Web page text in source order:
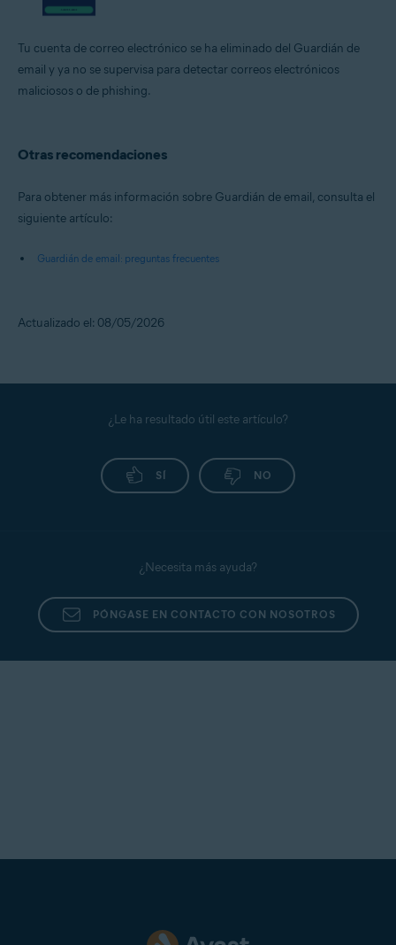
Tu cuenta de correo electrónico se ha eliminado del Guardián de
email y ya no se supervisa para detectar correos electrónicos
maliciosos o de phishing.
Otras recomendaciones
Para obtener más información sobre Guardián de email, consulta el
siguiente artículo:
Guardián de email: preguntas frecuentes
Actualizado el: 08/05/2026
¿Le ha resultado útil este artículo?
SÍ NO
¿Necesita más ayuda?
PÓNGASE EN CONTACTO CON NOSOTROS